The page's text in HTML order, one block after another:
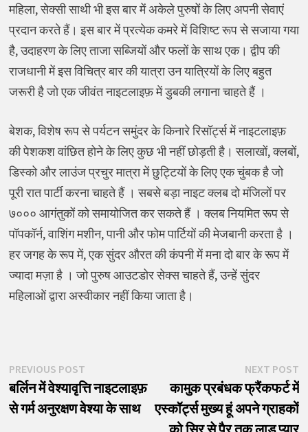
महिला, सेक्सी साथी भी इस बार में अकेले पुरुषों के लिए अपनी सेवाएं
प्रदान करते हैं। इस बार में प्रत्येक कमरे में विशिष्ट रूप से सजाया गया
है, उदाहरण के लिए ताजा सब्जियों और फलों के साथ एक। द्वीप की
राजधानी में इस विचित्र बार की यात्रा उन यात्रियों के लिए बहुत
जरूरी है जो एक जीवंत नाइटलाइफ़ में डुबकी लगाना चाहते हैं ।
बेशक, विशेष रूप से पर्यटन समुंदर के किनारे रिसॉर्ट्स में नाइटलाइफ़
की पेशकश वांछित होने के लिए कुछ भी नहीं छोड़ती है। सलाखों, क्लबों,
डिस्को और लाउंज प्रचुर मात्रा में छुट्टियों के लिए एक चुंबक है जो
पूरी रात पार्टी करना चाहते हैं । सबसे बड़ा नाइट क्लब दो मंजिलों पर
७००० आगंतुकों को समायोजित कर सकते हैं । क्लब नियमित रूप से
पॉपकॉर्न, वाशिंग मशीन, पानी और फोम पार्टियों की मेजबानी करता है ।
हर जगह के रूप में, एक सुंदर औरत की कंपनी में मना दो बार के रूप में
ज्यादा मज़ा है । जो पुरुष आउटडोर सेक्स चाहते हैं, उन्हें सुंदर
महिलाओं द्वारा अस्वीकार नहीं किया जाता है।
पोस्ट
नेविगेशन
PREVIOUS POSTPrevious
post:
बर्लिन में वेश्यावृत्ति नाइटलाइफ़
से गर्म अनुरक्षण वेश्या के साथ
NEXT POST
कामुक प्रबंधक फ्रैंकफर्ट में
एस्कॉर्ट्स मुख्य हूं अपने ग्राहकों